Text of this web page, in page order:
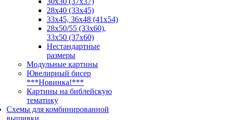
28x40 (33x45)
33х45, 36х48 (41х54)
28х50/55 (33х60),
33x50 (37x60)
Нестандартные
размеры
Модульные картины
Ювелирный бисер
***Новинка!***
Картины на библейскую
тематику
Схемы для комбинированной
вышивки